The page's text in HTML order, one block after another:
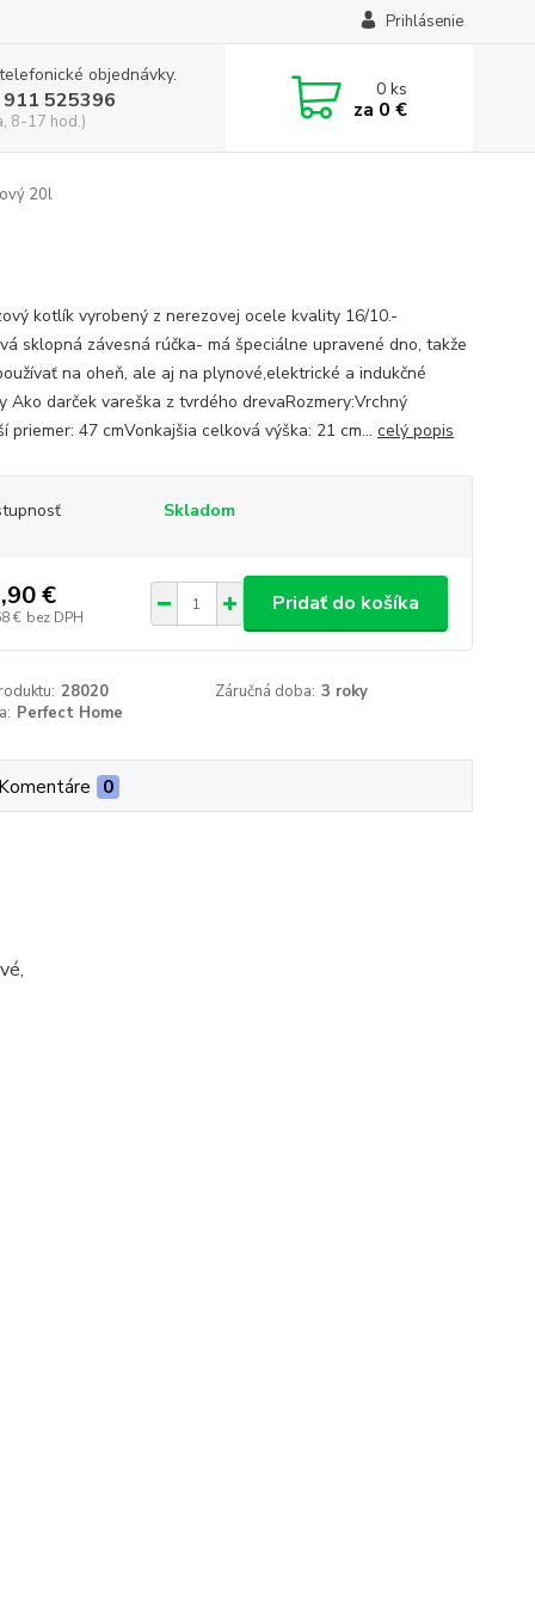
Prihlásenie
objednávky.
525396
8-17 hod.)
0ks
za 0 €
20l
kotlík vyrobený z nerezovej ocele kvality 16/10.-
sklopná závesná rúčka- má špeciálne upravené dno, takže
na oheň, ale aj na plynové,elektrické a indukčné
Ako darček vareška z tvrdého drevaRozmery:Vrchný
priemer: 47 cmVonkajšia celková výška: 21 cm... celý popis
Skladom
€
€ bez DPH
Pridať do košíka
28020 Záručná doba: 3 roky
Perfect Home
0